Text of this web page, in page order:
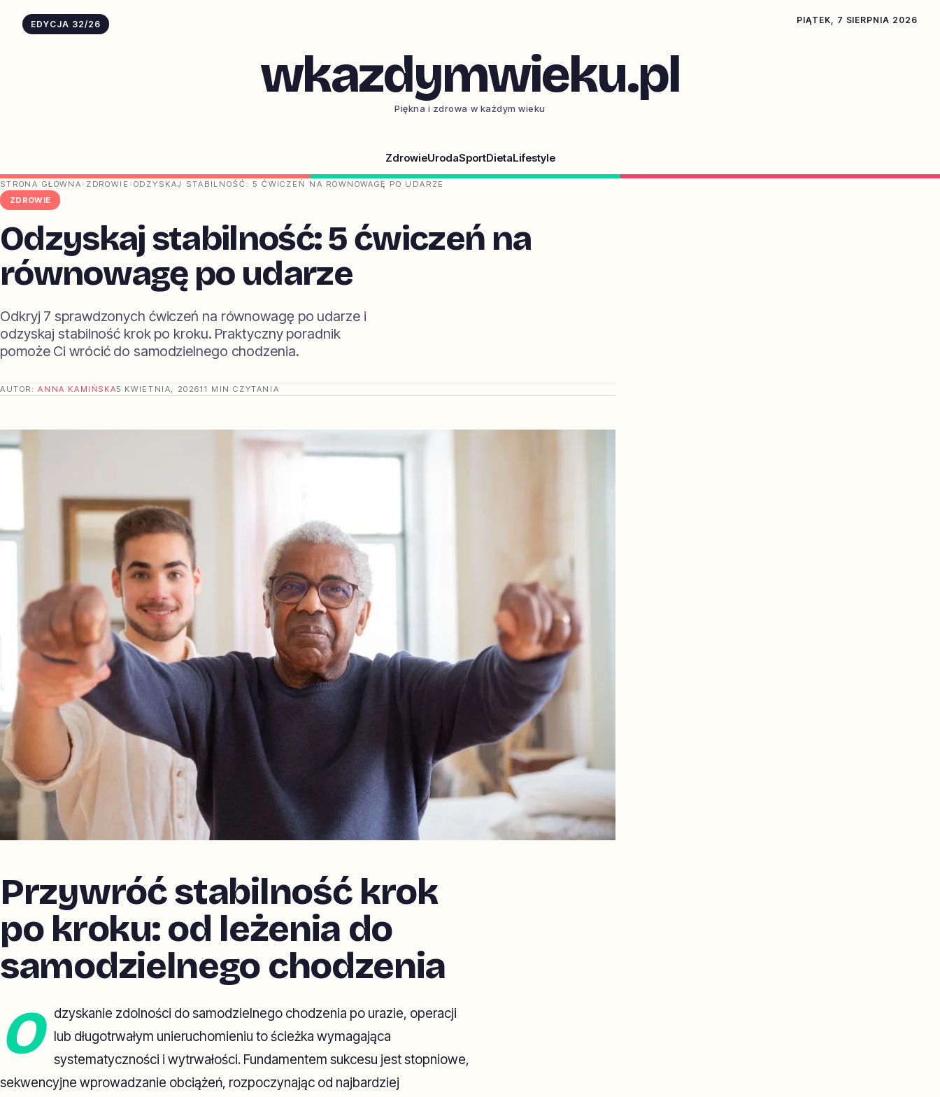
EDYCJA 32/26 PIĄTEK, 7 SIERPNIA 2026
wkazdymwieku.pl
Piękna i zdrowa w każdym wieku
ZdrowieUrodaSportDietaLifestyle
STRONA GŁÓWNA › ZDROWIE › ODZYSKAJ STABILNOŚĆ: 5 ĆWICZEŃ NA RÓWNOWAGĘ PO UDARZE
ZDROWIE
Odzyskaj stabilność: 5 ćwiczeń na
równowagę po udarze
Odkryj 7 sprawdzonych ćwiczeń na równowagę po udarze i
odzyskaj stabilność krok po kroku. Praktyczny poradnik
pomoże Ci wrócić do samodzielnego chodzenia.
AUTOR:ANNA KAMIŃSKA5 KWIETNIA, 202611 MIN CZYTANIA
Przywróć stabilność krok
po kroku: od leżenia do
samodzielnego chodzenia
O
dzyskanie zdolności do samodzielnego chodzenia po urazie, operacji
lub długotrwałym unieruchomieniu to ścieżka wymagająca
systematyczności i wytrwałości. Fundamentem sukcesu jest stopniowe,
sekwencyjne wprowadzanie obciążeń, rozpoczynając od najbardziej